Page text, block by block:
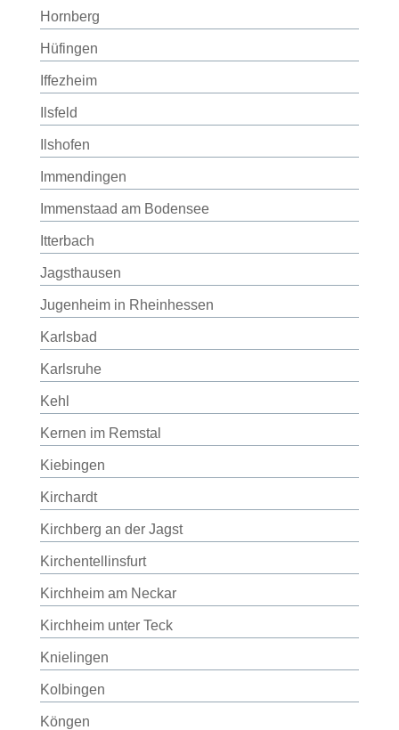
Hornberg
Hüfingen
Iffezheim
Ilsfeld
Ilshofen
Immendingen
Immenstaad am Bodensee
Itterbach
Jagsthausen
Jugenheim in Rheinhessen
Karlsbad
Karlsruhe
Kehl
Kernen im Remstal
Kiebingen
Kirchardt
Kirchberg an der Jagst
Kirchentellinsfurt
Kirchheim am Neckar
Kirchheim unter Teck
Knielingen
Kolbingen
Köngen